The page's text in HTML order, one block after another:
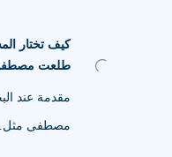
كيف تختار
طلعت
مقدمة عند
مصطفى